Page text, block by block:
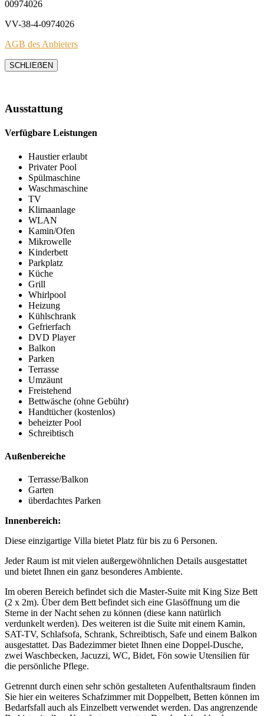
00974026
VV-38-4-0974026
AGB des Anbieters
SCHLIEẞEN
Ausstattung
Verfügbare Leistungen
Haustier erlaubt
Privater Pool
Spülmaschine
Waschmaschine
TV
Klimaanlage
WLAN
Kamin/Ofen
Mikrowelle
Kinderbett
Parkplatz
Küche
Grill
Whirlpool
Heizung
Kühlschrank
Gefrierfach
DVD Player
Balkon
Parken
Terrasse
Umzäunt
Freistehend
Bettwäsche (ohne Gebühr)
Handtücher (kostenlos)
beheizter Pool
Schreibtisch
Außenbereiche
Terrasse/Balkon
Garten
überdachtes Parken
Innenbereich:
Diese einzigartige Villa bietet Platz für bis zu 6 Personen.
Jeder Raum ist mit vielen außergewöhnlichen Details ausgestattet
und bietet Ihnen ein ganz besonderes Ambiente.
Im oberen Bereich befindet sich die Master-Suite mit King Size Bett
(2 x 2m). Über dem Bett befindet sich eine Glasöffnung um die
Sterne in der Nacht sehen zu können (diese kann natürlich
verdunkelt werden). Des weiteren ist die Suite mit einem Kamin,
SAT-TV, Schlafsofa, Schrank, Schreibtisch, Safe und einem Balkon
ausgestattet. Das Badezimmer bietet Ihnen eine Doppel-Dusche,
zwei Waschbecken, Jacuzzi, WC, Bidet, Fön sowie Utensilien für
die persönliche Pflege.
Getrennt durch einen sehr schön gestalteten Aufenthaltsraum finden
Sie hier ein weiteres Schafzimmer mit Doppelbett, Betten können im
Bedarfsfall auch als Einzelbett verwendet werden. Das angrenzende